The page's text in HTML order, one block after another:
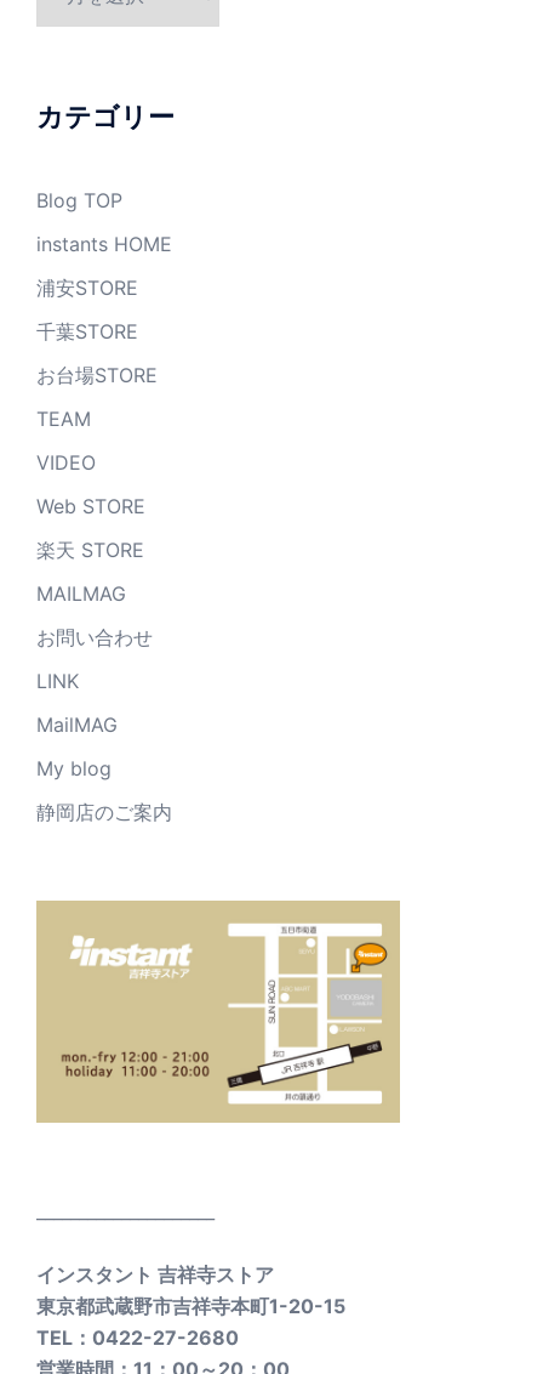
ブ
カテゴリー
Blog TOP
instants HOME
浦安STORE
千葉STORE
お台場STORE
TEAM
VIDEO
Web STORE
楽天 STORE
MAILMAG
お問い合わせ
LINK
MailMAG
My blog
静岡店のご案内
インスタント 吉祥寺ストア
東京都武蔵野市吉祥寺本町1-20-15
TEL：0422-27-2680
営業時間：11：00～20：00